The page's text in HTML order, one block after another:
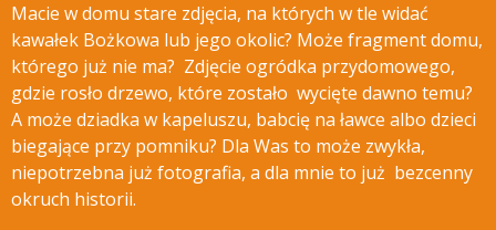
Macie w domu stare zdjęcia, na których w tle widać
kawałek Bożkowa lub jego okolic? Może fragment domu,
którego już nie ma? Zdjęcie ogródka przydomowego,
gdzie rosło drzewo, które zostało wycięte dawno temu?
A może dziadka w kapeluszu, babcię na ławce albo dzieci
biegające przy pomniku? Dla Was to może zwykła,
niepotrzebna już fotografia, a dla mnie to już bezcenny
okruch historii.